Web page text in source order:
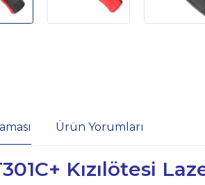
Ürün Yorumları
Kızılötesi